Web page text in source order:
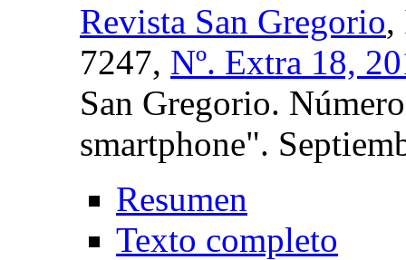
Revista San Gregorio,
7247, Nº. Extra 18,
San Gregorio.
smartphone".
Resumen
Texto completo